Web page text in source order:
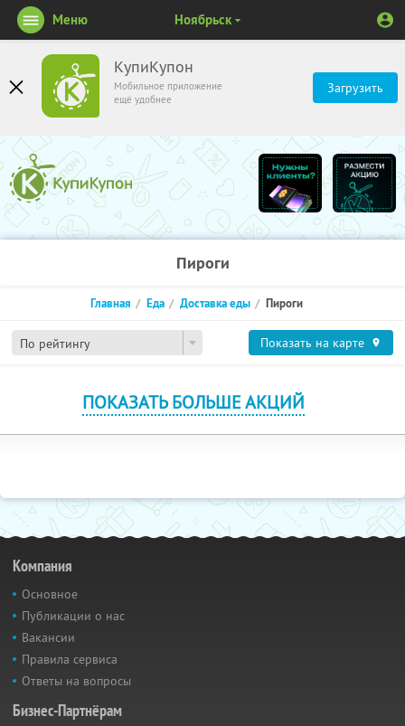
КупиКупон
Мобильное приложение
ещё удобнее
Загрузить
Меню Ноябрьск
Пироги
По рейтингу
Главная Еда Доставка еды Пироги
Показать на карте
ПОКАЗАТЬ БОЛЬШЕ АКЦИЙ
Компания
Основное
Публикации о нас
Вакансии
Правила сервиса
Ответы на вопросы
Бизнес-Партнёрам